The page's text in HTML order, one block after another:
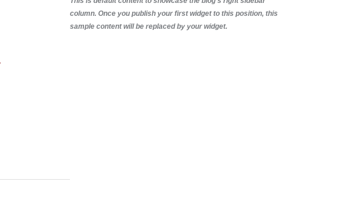
column. Once you publish your first widget to this position, this
sample content will be replaced by your widget.